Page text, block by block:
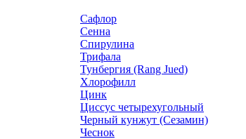
Сафлор
Сенна
Спирулина
Трифала
Тунбергия (Rang Jued)
Хлорофилл
Цинк
Циссус четырехугольный
Черный кунжут (Сезамин)
Чеснок